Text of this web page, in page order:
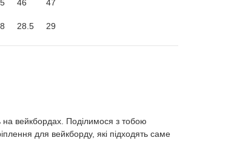
46 47
28.5 29
вейкбордах. Поділимося з тобою
для вейкборду, які підходять саме